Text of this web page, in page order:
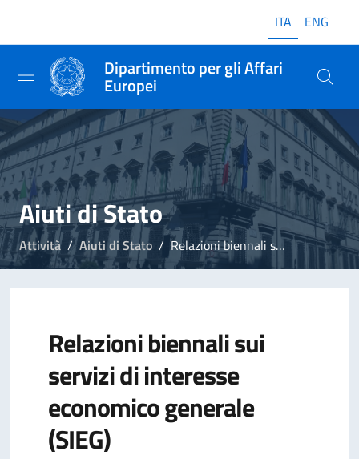
ITA ENG
Dipartimento per gli Affari
Europei
Aiuti di Stato
Attività Aiuti di Stato Relazioni biennali sui servizi di interesse economico generale (SIEG)
Relazioni biennali sui
servizi di interesse
economico generale
(SIEG)